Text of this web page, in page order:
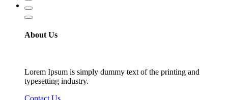
About Us
Lorem Ipsum is simply dummy text of the printing and
typesetting industry.
Contact Us